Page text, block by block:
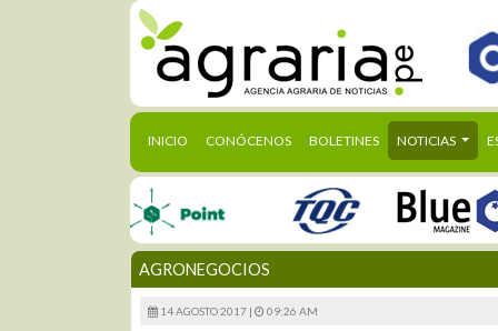
INICIO (CURRENT)
CONÓCENOS BOLETINES NOTICIAS
AGRONEGOCIOS
14 AGOSTO 2017 | 09:26 AM